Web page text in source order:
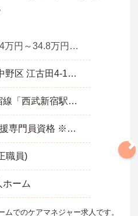
月収 32.4万円～34.8万円諸手当込み
東京都 中野区 江古田4-15-15
西武新宿線「西武新宿駅」徒歩9分
■介護支援専門員資格 ※臨床経験3年以上
職員)
ホーム
でのケアマネジャー求人です。